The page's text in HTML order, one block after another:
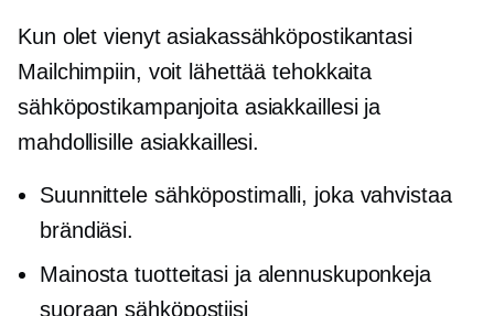
Kun olet vienyt asiakassähköpostikantasi
Mailchimpiin, voit lähettää tehokkaita
sähköpostikampanjoita asiakkaillesi ja
mahdollisille asiakkaillesi.
Suunnittele sähköpostimalli, joka vahvistaa
brändiäsi.
Mainosta tuotteitasi ja alennuskuponkeja
suoraan sähköpostiisi